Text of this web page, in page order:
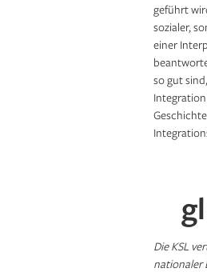
geführt
sozialer,
einer
so gut
Die KSL
nationaler